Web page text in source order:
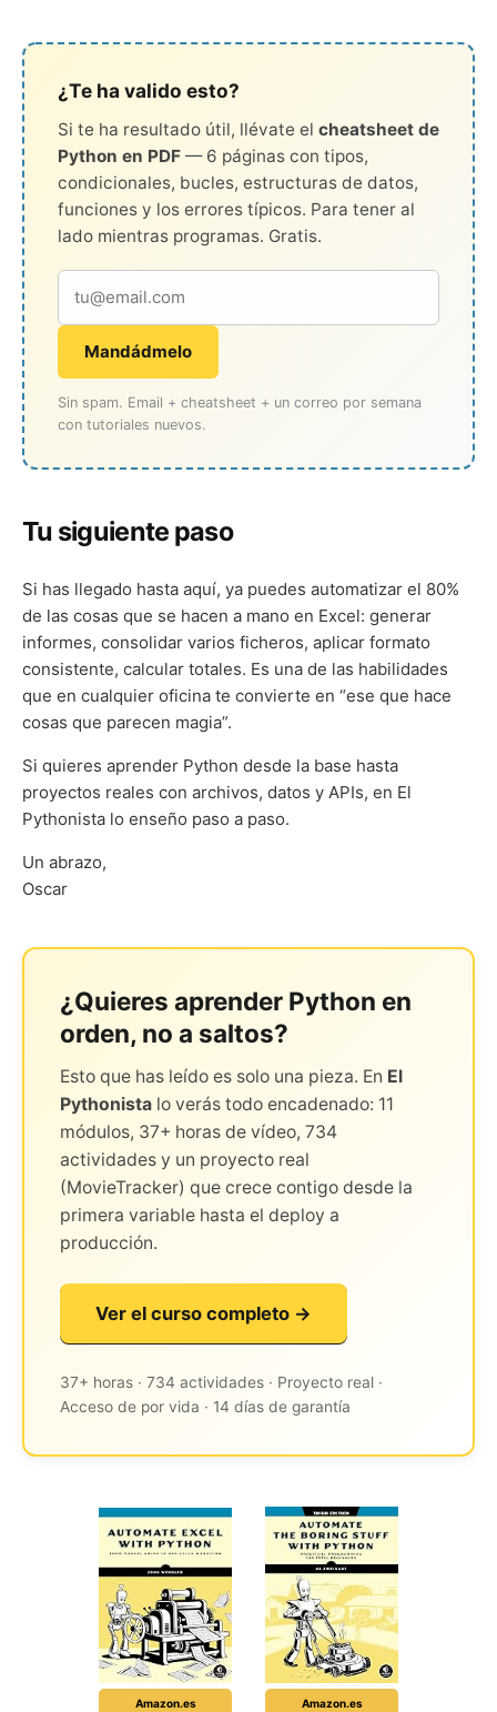
¿Te ha valido esto?
Si te ha resultado útil, llévate el cheatsheet de
Python en PDF — 6 páginas con tipos,
condicionales, bucles, estructuras de datos,
funciones y los errores típicos. Para tener al
lado mientras programas. Gratis.
Mandádmelo
Sin spam. Email + cheatsheet + un correo por semana
con tutoriales nuevos.
Tu siguiente paso
Si has llegado hasta aquí, ya puedes automatizar el 80%
de las cosas que se hacen a mano en Excel: generar
informes, consolidar varios ficheros, aplicar formato
consistente, calcular totales. Es una de las habilidades
que en cualquier oficina te convierte en “ese que hace
cosas que parecen magia”.
Si quieres aprender Python desde la base hasta
proyectos reales con archivos, datos y APIs, en El
Pythonista lo enseño paso a paso.
Un abrazo,
Oscar
¿Quieres aprender Python en
orden, no a saltos?
Esto que has leído es solo una pieza. En El
Pythonista lo verás todo encadenado: 11
módulos, 37+ horas de vídeo, 734
actividades y un proyecto real
(MovieTracker) que crece contigo desde la
primera variable hasta el deploy a
producción.
Ver el curso completo →
37+ horas · 734 actividades · Proyecto real ·
Acceso de por vida · 14 días de garantía
Amazon.es Amazon.es